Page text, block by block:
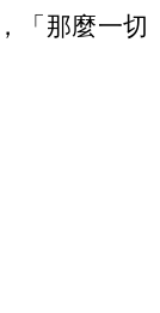
「那麼一切